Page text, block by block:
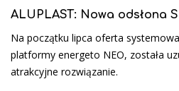
ALUPLAST: Nowa odsłona
Na początku lipca oferta
platformy energeto NEO, została
atrakcyjne rozwiązanie.